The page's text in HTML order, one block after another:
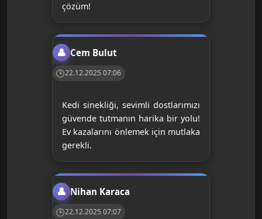
çözüm!
Cem Bulut
22.12.2025 07:06
Kedi sinekliği, sevimli dostlarımızı
güvende tutmanın harika bir yolu!
Ev kazalarını önlemek için mutlaka
gerekli.
Nihan Karaca
22.12.2025 07:07